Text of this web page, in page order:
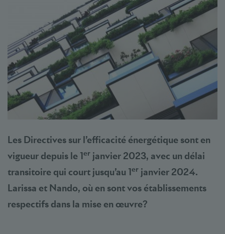
Les Directives sur l’efficacité énergétique sont en
vigueur depuis le 1er janvier 2023, avec un délai
transitoire qui court jusqu’au 1er janvier 2024.
Larissa et Nando, où en sont vos établissements
respectifs dans la mise en œuvre?